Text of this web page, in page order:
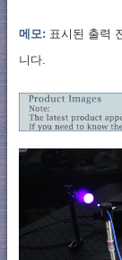
메모: 표시된 출력
니다.